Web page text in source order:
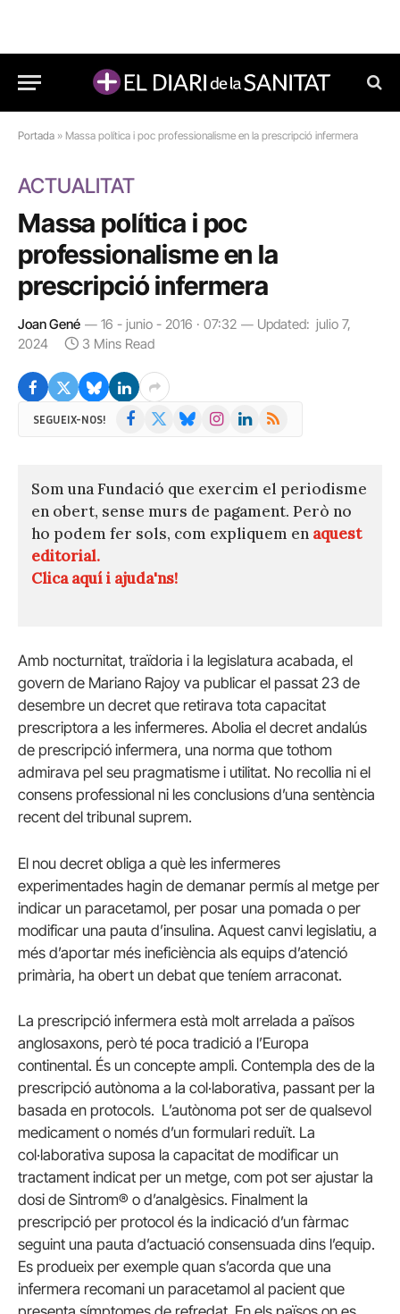
Portada » Massa política i poc professionalisme en la prescripció infermera
ACTUALITAT
Massa política i poc
professionalisme en la
prescripció infermera
Joan Gené 16 - junio - 2016 · 07:32 Updated: julio 7,
2024
3 Mins Read
SEGUEIX-NOS! Facebook BlueskyInstagramLinkedIn
RSS
Som una Fundació que exercim el periodisme
en obert, sense murs de pagament. Però no
ho podem fer sols, com expliquem en aquest
editorial.
Clica aquí i ajuda'ns!
Amb nocturnitat, traïdoria i la legislatura acabada, el
govern de Mariano Rajoy va publicar el passat 23 de
desembre un decret que retirava tota capacitat
prescriptora a les infermeres. Abolia el decret andalús
de prescripció infermera, una norma que tothom
admirava pel seu pragmatisme i utilitat. No recollia ni el
consens professional ni les conclusions d’una sentència
recent del tribunal suprem.
El nou decret obliga a què les infermeres
experimentades hagin de demanar permís al metge per
indicar un paracetamol, per posar una pomada o per
modificar una pauta d’insulina. Aquest canvi legislatiu, a
més d’aportar més ineficiència als equips d’atenció
primària, ha obert un debat que teníem arraconat.
La prescripció infermera està molt arrelada a països
anglosaxons, però té poca tradició a l’Europa
continental. És un concepte ampli. Contempla des de la
prescripció autònoma a la col·laborativa, passant per la
basada en protocols. L’autònoma pot ser de qualsevol
medicament o només d’un formulari reduït. La
col·laborativa suposa la capacitat de modificar un
tractament indicat per un metge, com pot ser ajustar la
dosi de Sintrom® o d’analgèsics. Finalment la
prescripció per protocol és la indicació d’un fàrmac
seguint una pauta d’actuació consensuada dins l’equip.
Es produeix per exemple quan s’acorda que una
infermera recomani un paracetamol al pacient que